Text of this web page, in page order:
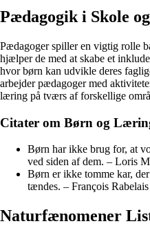
Pædagogik i Skole
Pædagoger spiller en vigtig rolle
hjælper de med at skabe et
hvor børn kan udvikle deres
arbejder pædagoger med
læring på tværs af forskellige
Citater om Børn og
Børn har ikke brug for, at
ved siden af dem. – Loris
Børn er ikke tomme kar,
tændes. – François Rabelais
Naturfænomener